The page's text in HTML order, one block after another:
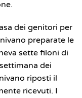
dei genitori per
preparate le
sette filoni di
dei
riposti il
ricevuti. I